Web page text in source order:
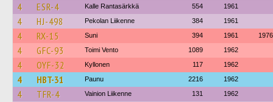
4 ESR-4 Kalle Rantasärkkä 554 1961
4 HJ-498 Pekolan Liikenne 384 1961
4 RX-15 Suni 394 1961 1976
4 GFC-93 Toimi Vento 1089 1962
4 OYF-32 Kyllonen 117 1962
4 HBT-31 Paunu 2216 1962
4 TFR-4 Vainion Liikenne 131 1962